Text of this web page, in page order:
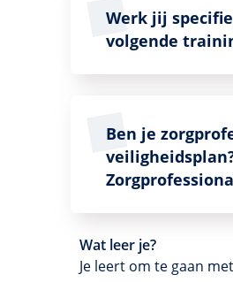
Werk jij
volgende
Ben je
Wat leer je?
Je leert om te gaan